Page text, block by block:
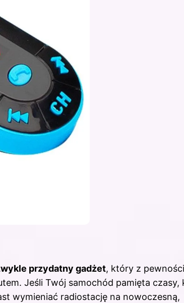
przydatny gadżet, który z
Jeśli Twój samochód pamięta czasy,
wymieniać radiostację na nowoczesną,